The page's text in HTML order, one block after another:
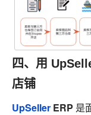
四、用
店铺
UpSeller ERP 是